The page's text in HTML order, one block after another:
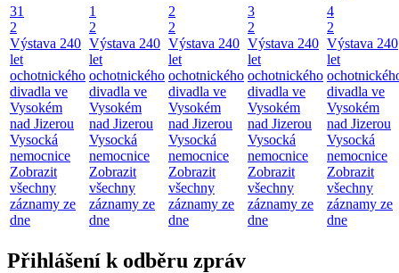
31
2
Výstava 240
let
ochotnického
divadla ve
Vysokém
nad Jizerou
Vysocká
nemocnice
Zobrazit
všechny
záznamy ze
dne
1
2
Výstava 240
let
ochotnického
divadla ve
Vysokém
nad Jizerou
Vysocká
nemocnice
Zobrazit
všechny
záznamy ze
dne
2
2
Výstava 240
let
ochotnického
divadla ve
Vysokém
nad Jizerou
Vysocká
nemocnice
Zobrazit
všechny
záznamy ze
dne
3
2
Výstava 240
let
ochotnického
divadla ve
Vysokém
nad Jizerou
Vysocká
nemocnice
Zobrazit
všechny
záznamy ze
dne
4
2
Výstava 240
let
divadla ve
Vysokém
nad Jizerou
Vysocká
nemocnice
Zobrazit
všechny
záznamy ze
dne
Přihlášení k odběru zpráv